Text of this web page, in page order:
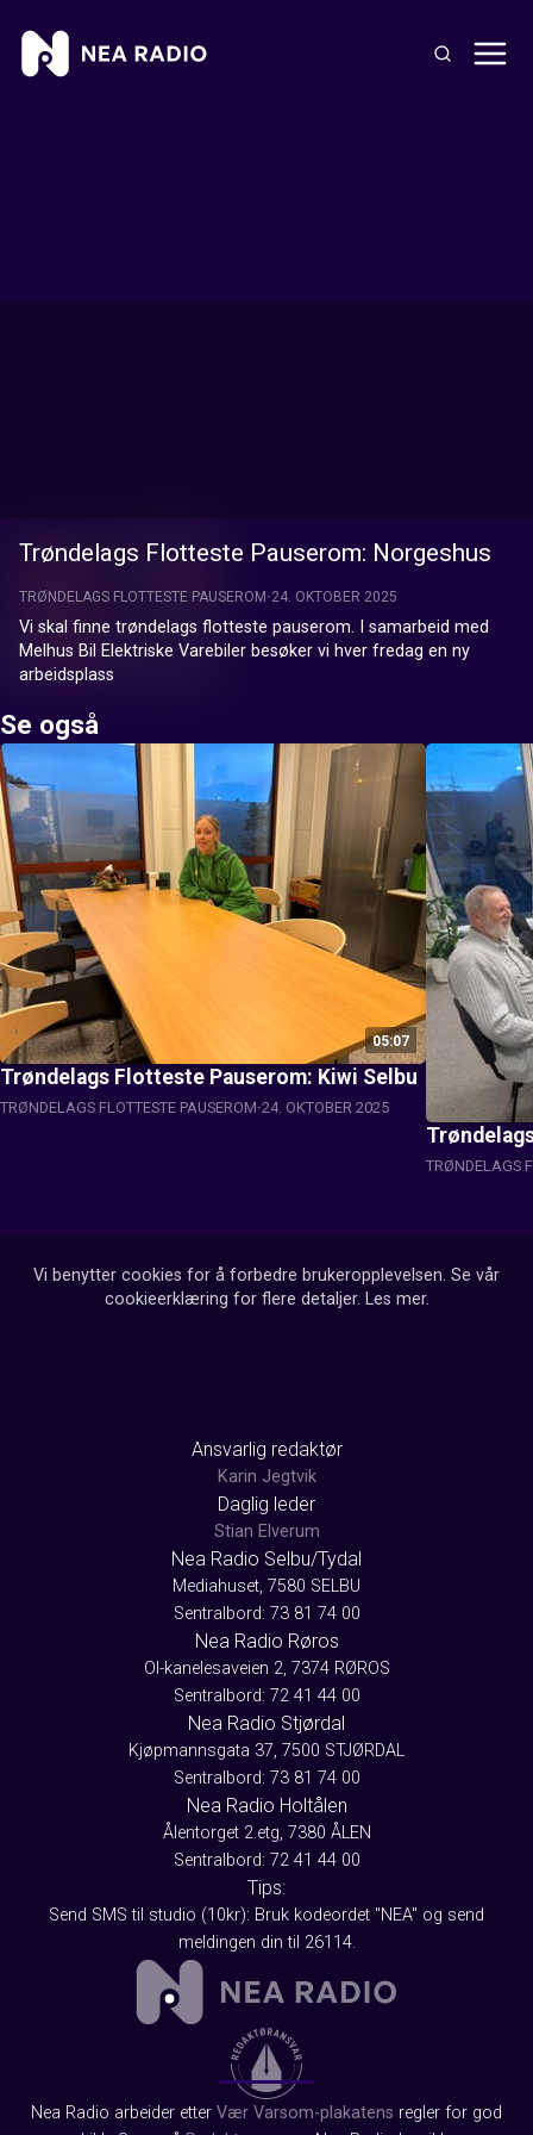
Trøndelags Flotteste Pauserom: Norgeshus
TRØNDELAGS FLOTTESTE PAUSEROM 24. OKTOBER 2025
Vi skal finne trøndelags flotteste pauserom. I samarbeid med
Melhus Bil Elektriske Varebiler besøker vi hver fredag en ny
arbeidsplass
Se også
05:07
Trøndelags Flotteste Pauserom: Kiwi Selbu
TRØNDELAGS FLOTTESTE PAUSEROM 24. OKTOBER 2025
TRØNDELAGS
Vi benytter cookies for å forbedre brukeropplevelsen. Se vår
cookieerklæring for flere detaljer. Les mer.
Ansvarlig redaktør
Karin Jegtvik
Daglig leder
Stian Elverum
Nea Radio Selbu/Tydal
Mediahuset, 7580 SELBU
Sentralbord: 73 81 74 00
Nea Radio Røros
Ol-kanelesaveien 2, 7374 RØROS
Sentralbord: 72 41 44 00
Nea Radio Stjørdal
Kjøpmannsgata 37, 7500 STJØRDAL
Sentralbord: 73 81 74 00
Nea Radio Holtålen
Ålentorget 2.etg, 7380 ÅLEN
Sentralbord: 72 41 44 00
Tips:
Send SMS til studio (10kr): Bruk kodeordet "NEA" og send
meldingen din til 26114.
Nea Radio arbeider etter Vær Varsom-plakatens regler for god